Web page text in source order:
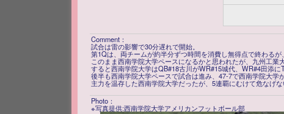
Comment：
試合は雷の影響で30分遅れで開始。
第1Qは、両チームが約半分ずつ時間を消費し無得点で終わる
このまま西南学院大学ペースになるかと思われたが、九州工
すると西南学院大学はQB#18古川がWR#15城代、WR#4田添に
後半も西南学院大学ペースで試合は進み、47-7で西南学院大学が
主力を温存した西南学院大学だったが、5連覇にむけて危なげな
Photo：
※写真提供:西南学院大学アメリカンフットボール部